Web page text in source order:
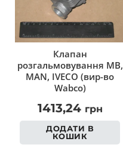
Клапан
розгальмовування MB,
MAN, IVECO (вир-во
Wabco)
1413,24 грн
ДОДАТИ В
КОШИК